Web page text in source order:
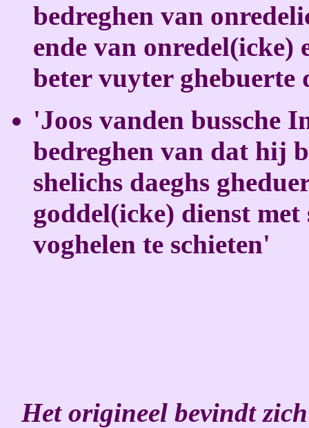
bedreghen van
ende van onredel(icke)
beter vuyter ghebuerte
'Joos vanden bussche
bedreghen van dat hij
shelichs daeghs
goddel(icke) dienst
voghelen te schieten'
Het origineel bevindt